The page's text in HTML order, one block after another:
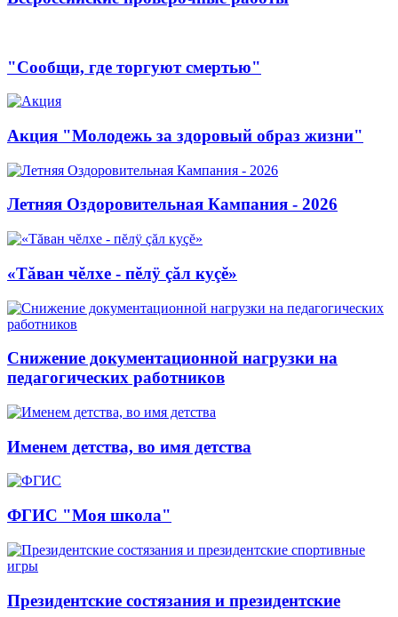
"Сообщи, где торгуют смертью"
Акция "Молодежь за здоровый образ жизни"
Летняя Оздоровительная Кампания - 2026
«Тăван чĕлхе - пĕлÿ çăл куçĕ»
Снижение документационной нагрузки на
педагогических работников
Именем детства, во имя детства
ФГИС "Моя школа"
Президентские состязания и президентские